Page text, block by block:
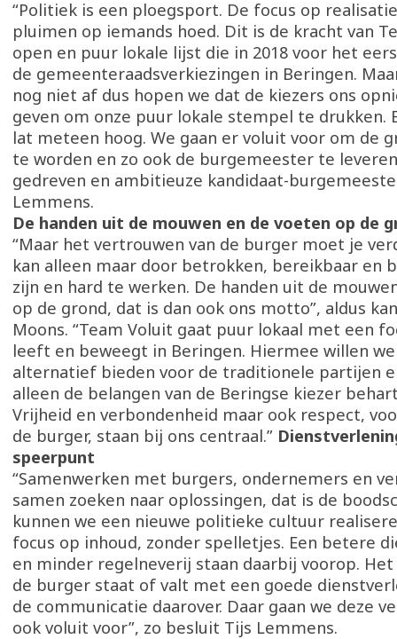
“Politiek is een ploegsport. De focus op
pluimen op iemands hoed. Dit is de kracht van
open en puur lokale lijst die in 2018 voor het
de gemeenteraadsverkiezingen in Beringen.
nog niet af dus hopen we dat de kiezers ons
geven om onze puur lokale stempel te drukken.
lat meteen hoog. We gaan er voluit voor om de
te worden en zo ook de burgemeester te
gedreven en ambitieuze kandidaat-
Lemmens.
De handen uit de mouwen en de voeten op de
“Maar het vertrouwen van de burger moet je
kan alleen maar door betrokken, bereikbaar en
zijn en hard te werken. De handen uit de
op de grond, dat is dan ook ons motto”, aldus
Moons. “Team Voluit gaat puur lokaal met een
leeft en beweegt in Beringen. Hiermee willen
alternatief bieden voor de traditionele partijen
alleen de belangen van de Beringse kiezer
Vrijheid en verbondenheid maar ook respect,
de burger, staan bij ons centraal.”
speerpunt
“Samenwerken met burgers, ondernemers en
samen zoeken naar oplossingen, dat is de
kunnen we een nieuwe politieke cultuur
focus op inhoud, zonder spelletjes. Een betere
en minder regelneverij staan daarbij voorop.
de burger staat of valt met een goede
de communicatie daarover. Daar gaan we deze
ook voluit voor”, zo besluit Tijs Lemmens.